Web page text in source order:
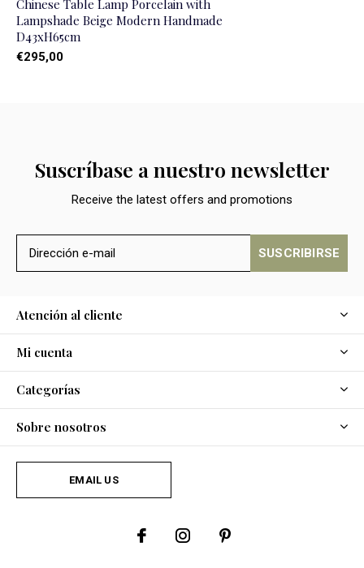
Chinese Table Lamp Porcelain with
Lampshade Beige Modern Handmade
D43xH65cm
€295,00
Suscríbase a nuestro newsletter
Receive the latest offers and promotions
SUSCRIBIRSE
Atención al cliente
Mi cuenta
Categorías
Sobre nosotros
EMAIL US